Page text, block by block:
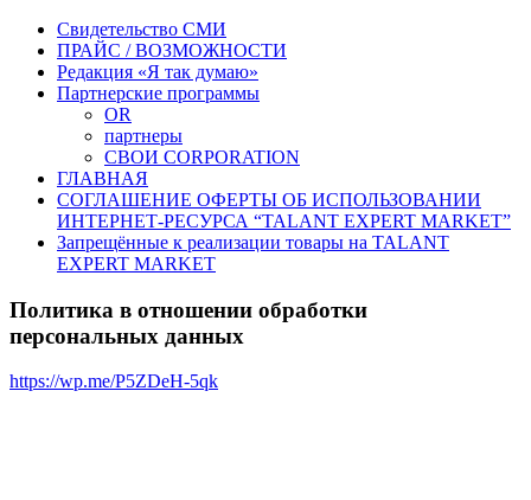
Свидетельство СМИ
ПРАЙС / ВОЗМОЖНОСТИ
Редакция «Я так думаю»
Партнерские программы
OR
партнеры
СВОИ CORPORATION
ГЛАВНАЯ
СОГЛАШЕНИЕ ОФЕРТЫ ОБ ИСПОЛЬЗОВАНИИ
ИНТЕРНЕТ-РЕСУРСА “TALANT EXPERT MARKET”
Запрещённые к реализации товары на TALANT
EXPERT MARKET
Политика в отношении обработки
персональных данных
https://wp.me/P5ZDeH-5qk